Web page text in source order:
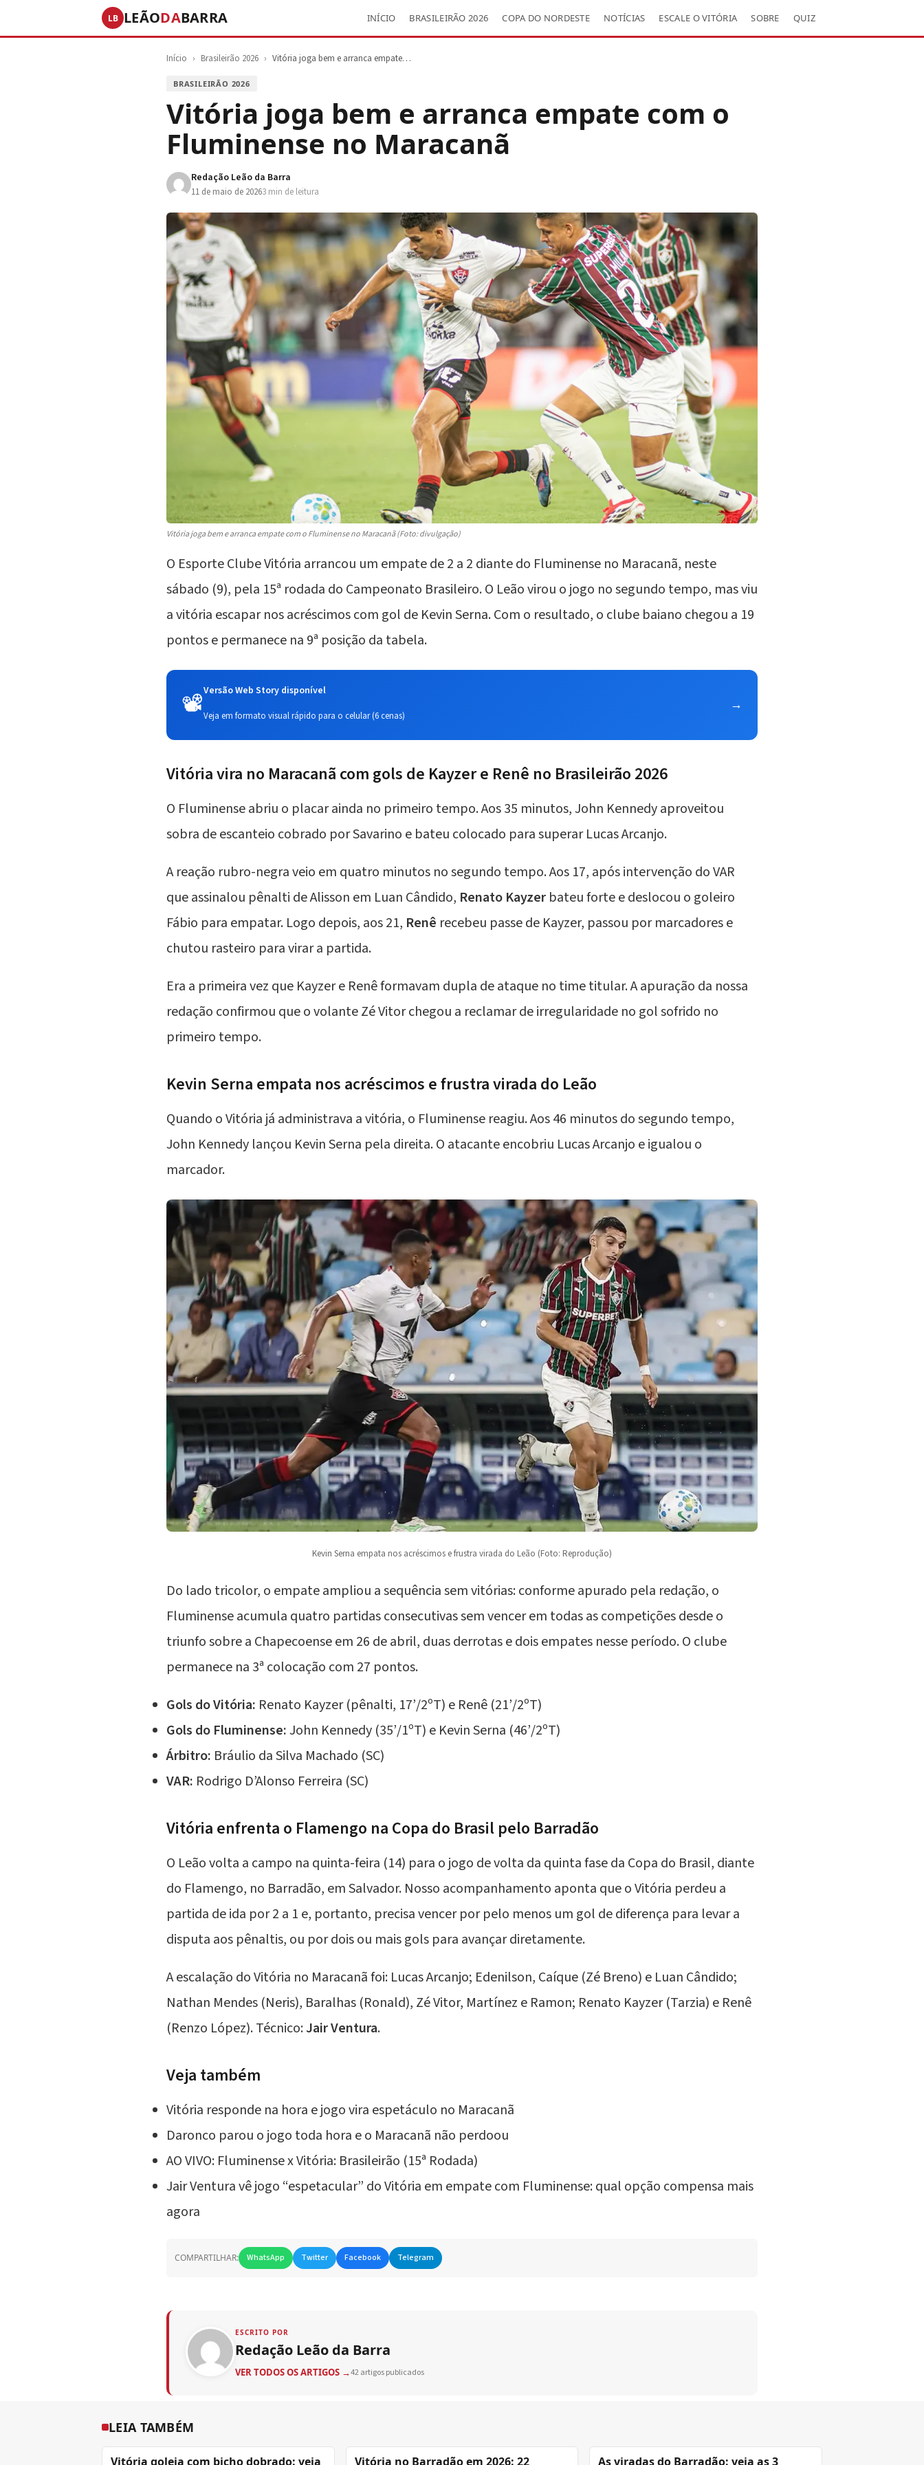
LB LEÃODABARRA INÍCIO BRASILEIRÃO 2026 COPA DO NORDESTE NOTÍCIAS ESCALE O VITÓRIA SOBRE QUIZ
Início › Brasileirão 2026 › Vitória joga bem e arranca empate…
BRASILEIRÃO 2026
Vitória joga bem e arranca empate com o
Fluminense no Maracanã
Redação Leão da Barra
11 de maio de 20263 min de leitura
Vitória joga bem e arranca empate com o Fluminense no Maracanã (Foto: divulgação)
O Esporte Clube Vitória arrancou um empate de 2 a 2 diante do Fluminense no Maracanã, neste
sábado (9), pela 15ª rodada do Campeonato Brasileiro. O Leão virou o jogo no segundo tempo, mas viu
a vitória escapar nos acréscimos com gol de Kevin Serna. Com o resultado, o clube baiano chegou a 19
pontos e permanece na 9ª posição da tabela.
📽️Versão Web Story disponível
Veja em formato visual rápido para o celular (6 cenas)
→
Vitória vira no Maracanã com gols de Kayzer e Renê no Brasileirão 2026
O Fluminense abriu o placar ainda no primeiro tempo. Aos 35 minutos, John Kennedy aproveitou
sobra de escanteio cobrado por Savarino e bateu colocado para superarLucas Arcanjo.
A reação rubro-negra veio em quatro minutos no segundo tempo. Aos 17, após intervenção do VAR
que assinalou pênalti de Alisson em Luan Cândido, Renato Kayzer bateu forte e deslocou o goleiro
Fábio para empatar. Logo depois, aos 21, Renê recebeu passe de Kayzer, passou por marcadores e
chutou rasteiro para virar a partida.
Era a primeira vez que Kayzer e Renê formavam dupla de ataque no time titular. A apuração da nossa
redação confirmou que o volante Zé Vitor chegou a reclamar de irregularidade no gol sofrido no
primeiro tempo.
Kevin Serna empata nos acréscimos e frustra virada do Leão
Quando o Vitória já administrava a vitória, o Fluminense reagiu. Aos 46 minutos do segundo tempo,
John Kennedy lançou Kevin Serna pela direita. O atacante encobriu Lucas Arcanjo e igualou o
marcador.
Kevin Serna empata nos acréscimos e frustra virada do Leão (Foto: Reprodução)
Do lado tricolor, o empate ampliou a sequência sem vitórias: conforme apurado pela redação, o
Fluminense acumula quatro partidas consecutivas sem vencer em todas as competições desde o
triunfo sobre a Chapecoense em 26 de abril, duas derrotas e dois empates nesse período. O clube
permanece na 3ª colocação com 27 pontos.
Gols do Vitória: Renato Kayzer(pênalti, 17’/2ºT) e Renê (21’/2ºT)
Gols do Fluminense:John Kennedy (35’/1ºT) e Kevin Serna (46’/2ºT)
Árbitro: Bráulio da Silva Machado (SC)
VAR: Rodrigo D’Alonso Ferreira (SC)
Vitória enfrenta o Flamengo na Copa do Brasil pelo Barradão
O Leão volta a campo na quinta-feira (14) para o jogo de volta da quinta fase da Copa do Brasil, diante
do Flamengo, no Barradão, em Salvador. Nosso acompanhamento aponta que o Vitória perdeu a
partida de ida por 2 a 1 e, portanto, precisa vencer por pelo menos um gol de diferença para levar a
disputa aos pênaltis, ou por dois ou mais gols para avançar diretamente.
A escalação do Vitória no Maracanã foi: Lucas Arcanjo; Edenilson, Caíque (Zé Breno) e Luan Cândido;
Nathan Mendes (Neris), Baralhas (Ronald), Zé Vitor, Martínez e Ramon; Renato Kayzer (Tarzia) e Renê
(Renzo López). Técnico:Jair Ventura.
Veja também
Vitória responde na hora e jogo vira espetáculo no Maracanã
Daronco parou o jogo toda hora e o Maracanã não perdoou
AO VIVO: Fluminense x Vitória: Brasileirão (15ª Rodada)
Jair Ventura vê jogo “espetacular” do Vitória em empate com Fluminense: qual opção compensa mais
agora
COMPARTILHAR: WhatsApp Twitter Facebook Telegram
ESCRITO POR
Redação Leão da Barra
VER TODOS OS ARTIGOS →42 artigos publicados
LEIA TAMBÉM
Vitória goleia com bicho dobrado: veja Vitória no Barradão em 2026: 22 As viradas do Barradão: veja as 3